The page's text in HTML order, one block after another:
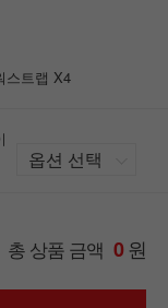
스트랩 X4
총 상품 금액 0원